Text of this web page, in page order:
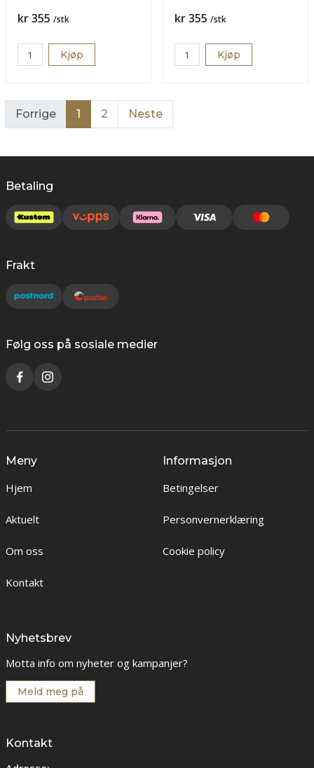
Pris
kr 355 /stk
Kjøp
Pris
kr 355 /stk
Kjøp
Forrige 1 2 Neste
Betaling
Frakt
Følg oss på sosiale medier
Meny
Hjem
Aktuelt
Om oss
Kontakt
Informasjon
Betingelser
Personvernerklæring
Cookie policy
Nyhetsbrev
Motta info om nyheter og kampanjer?
Meld meg på
Kontakt